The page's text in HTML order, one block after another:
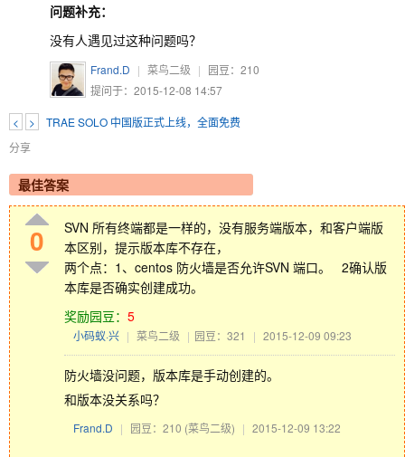
问题补充：
没有人遇见过这种问题吗？
Frand.D | 菜鸟二级 | 园豆： 210
提问于：2015-12-08 14:57
< >
TRAE SOLO 中国版正式上线，全面免费
分享
最佳答案
0
SVN 所有终端都是一样的，没有服务端版本，和客户端版
本区别，提示版本库不存在，
两个点：1、centos 防火墙是否允许SVN 端口。 2确认版
本库是否确实创建成功。
奖励园豆： 5
小码蚁·兴 | 菜鸟二级 | 园豆：321 | 2015-12-09 09:23
防火墙没问题，版本库是手动创建的。
和版本没关系吗？
Frand.D | 园豆：210 (菜鸟二级) | 2015-12-09 13:22